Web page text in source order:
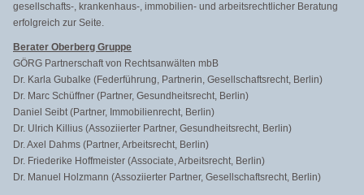
gesellschafts-, krankenhaus-, immobilien- und arbeitsrechtlicher Beratung
erfolgreich zur Seite.
Berater Oberberg Gruppe
GÖRG Partnerschaft von Rechtsanwälten mbB
Dr. Karla Gubalke (Federführung, Partnerin, Gesellschaftsrecht, Berlin)
Dr. Marc Schüffner (Partner, Gesundheitsrecht, Berlin)
Daniel Seibt (Partner, Immobilienrecht, Berlin)
Dr. Ulrich Killius (Assoziierter Partner, Gesundheitsrecht, Berlin)
Dr. Axel Dahms (Partner, Arbeitsrecht, Berlin)
Dr. Friederike Hoffmeister (Associate, Arbeitsrecht, Berlin)
Dr. Manuel Holzmann (Assoziierter Partner, Gesellschaftsrecht, Berlin)